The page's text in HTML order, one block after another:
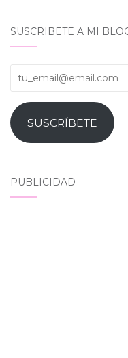
SUSCRIBETE A MI
tu_email@email.com
SUSCRÍBETE
PUBLICIDAD